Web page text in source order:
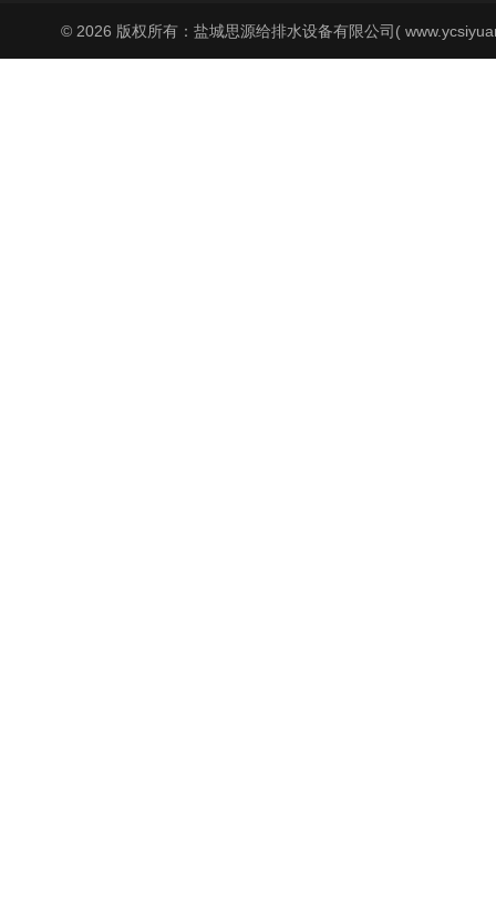
© 2026 版权所有：盐城思源给排水设备有限公司(